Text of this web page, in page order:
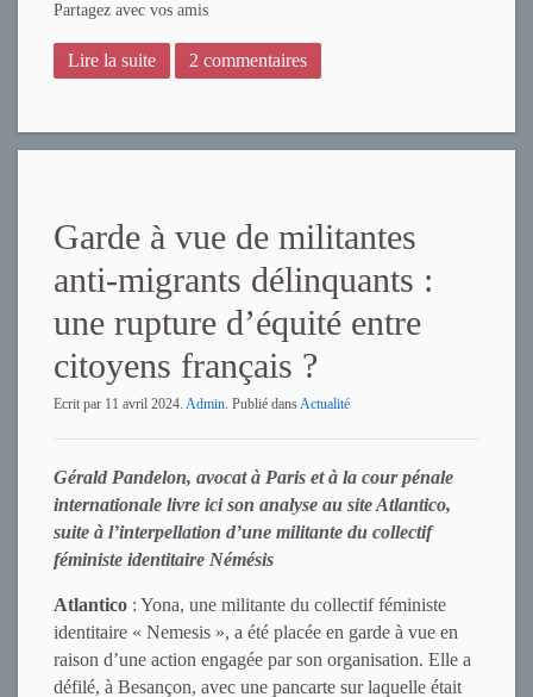
Partagez avec vos amis
Lire la suite 2 commentaires
Garde à vue de militantes
anti-migrants délinquants :
une rupture d’équité entre
citoyens français ?
Ecrit par 11 avril 2024. Admin. Publié dansActualité
Gérald Pandelon, avocat à Paris et à la cour pénale
internationale livre ici son analyse au site Atlantico,
suite à l’interpellation d’une militante du collectif
féministe identitaire Némésis
Atlantico : Yona, une militante du collectif féministe
identitaire « Nemesis », a été placée en garde à vue en
raison d’une action engagée par son organisation. Elle a
défilé, à Besançon, avec une pancarte sur laquelle était